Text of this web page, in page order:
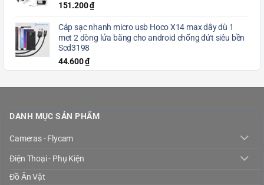
151.200₫
Cáp sạc nhanh micro usb Hoco X14 max dây dù 1
met 2 dòng lửa băng cho android chống đứt siêu bền
Scd3198
44.600₫
DANH MỤC SẢN PHẨM
Cameras - Flycam
Điện Thoại - Phụ Kiện
Đồ Ăn Vặt